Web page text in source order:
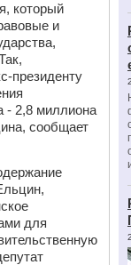
который
и
президенту
- 2,8 миллиона
сообщает
для